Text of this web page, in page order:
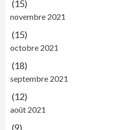
(15)
novembre 2021
(15)
octobre 2021
(18)
septembre 2021
(12)
août 2021
(9)